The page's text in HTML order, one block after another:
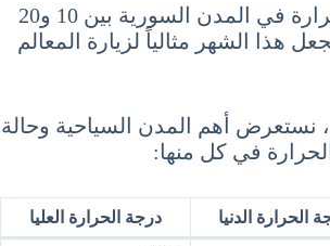
تتراوح درجات الحرارة في المدن السورية بين 10 و20
هذا الشهر مثالياً لزيارة المعالم
نستعرض أهم المدن السياحية وحالة
في كل منها:
الحرارة الدنيا درجة الحرارة العليا